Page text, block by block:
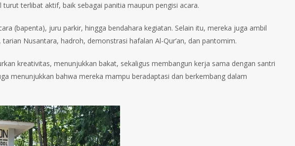
terlibat aktif, baik sebagai panitia maupun pengisi acara.
(bapenta), juru parkir, hingga bendahara kegiatan. Selain itu, mereka juga ambil
Nusantara, hadroh, demonstrasi hafalan Al-Qur’an, dan pantomim.
kreativitas, menunjukkan bakat, sekaligus membangun kerja sama dengan santri
menunjukkan bahwa mereka mampu beradaptasi dan berkembang dalam